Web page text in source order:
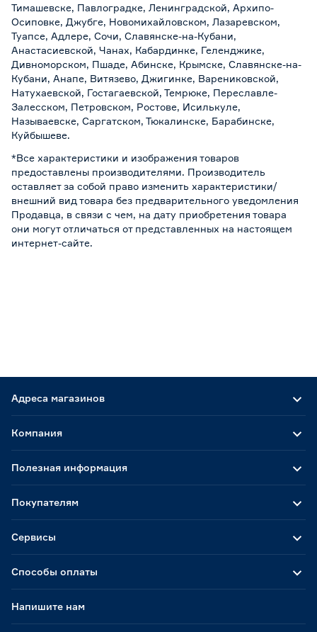
Тимашевске, Павлоградке, Ленинградской, Архипо-
Осиповке, Джубге, Новомихайловском, Лазаревском,
Туапсе, Адлере, Сочи, Славянске-на-Кубани,
Анастасиевской, Чанах, Кабардинке, Геленджике,
Дивноморском, Пшаде, Абинске, Крымске, Славянске-на-
Кубани, Анапе, Витязево, Джигинке, Варениковской,
Натухаевской, Гостагаевской, Темрюке, Переславле-
Залесском, Петровском, Ростове, Исилькуле,
Называевске, Саргатском, Тюкалинске, Барабинске,
Куйбышеве.
*Все характеристики и изображения товаров
предоставлены производителями. Производитель
оставляет за собой право изменить характеристики/
внешний вид товара без предварительного уведомления
Продавца, в связи с чем, на дату приобретения товара
они могут отличаться от представленных на настоящем
интернет-сайте.
Адреса магазинов
Способы оплаты
Компания
Полезная информация
Покупателям
Сервисы
Напишите нам